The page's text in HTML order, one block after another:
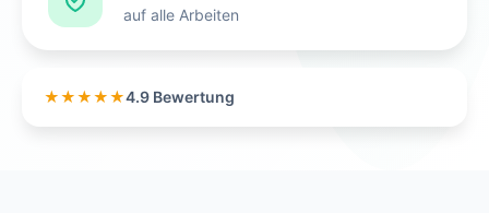
auf alle Arbeiten
★★★★★4.9 Bewertung